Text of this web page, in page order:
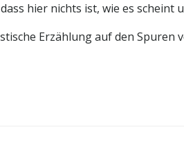
hier nichts ist, wie es scheint
Erzählung auf den Spuren